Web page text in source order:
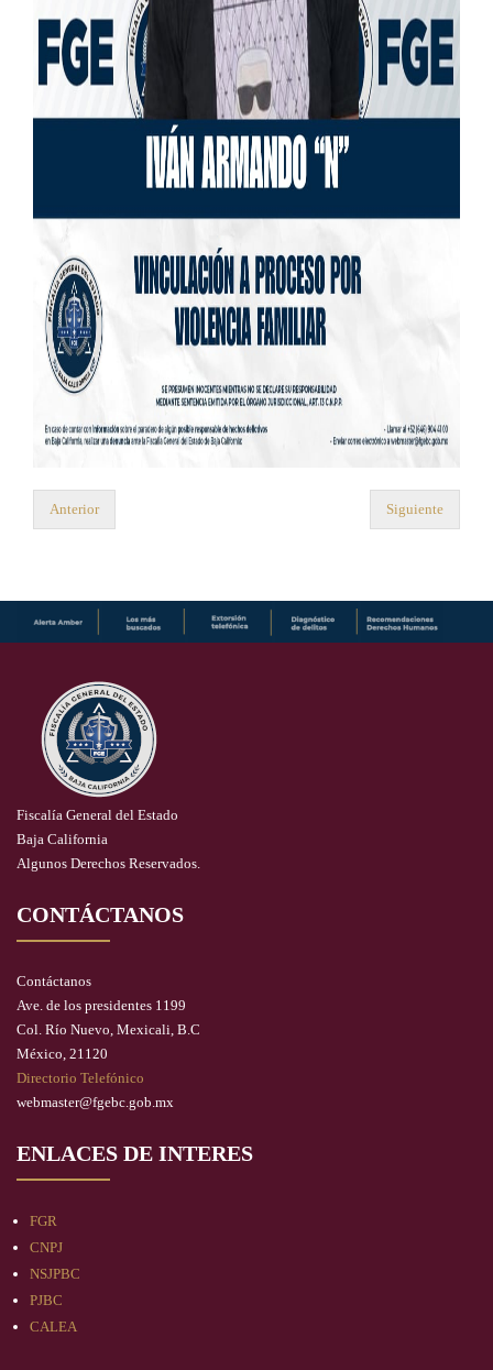
Anterior Siguiente
Fiscalía General del Estado
Baja California
Algunos Derechos Reservados.
CONTÁCTANOS
Contáctanos
Ave. de los presidentes 1199
Col. Río Nuevo, Mexicali, B.C
México, 21120
Directorio Telefónico
webmaster@fgebc.gob.mx
ENLACES DE INTERES
FGR
CNPJ
NSJPBC
PJBC
CALEA